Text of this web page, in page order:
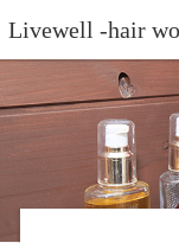
Livewell -hair